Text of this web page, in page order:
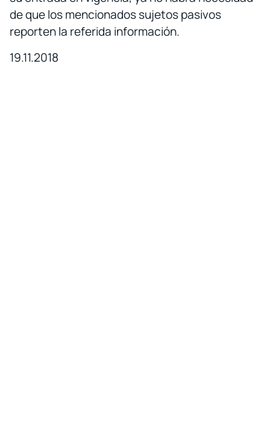
de que los mencionados sujetos pasivos
reporten la referida información.
19.11.2018